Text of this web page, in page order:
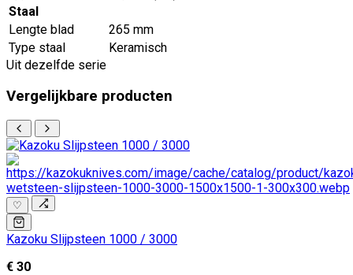
Staal
Lengte blad
265 mm
Type staal
Keramisch
Uit dezelfde serie
Vergelijkbare producten
♡
Kazoku Slijpsteen 1000 / 3000
€ 30